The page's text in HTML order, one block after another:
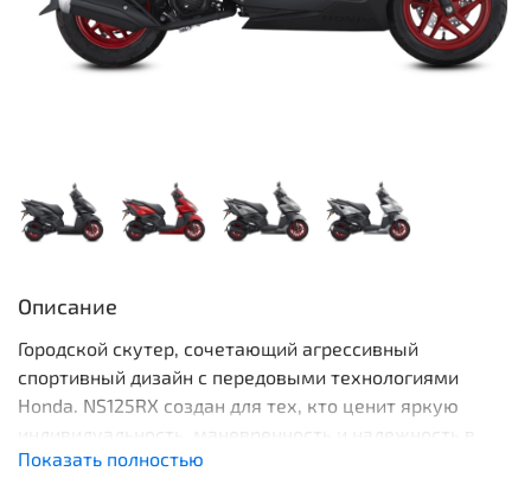
Описание
Городской скутер, сочетающий агрессивный
спортивный дизайн с передовыми технологиями
Honda. NS125RX создан для тех, кто ценит яркую
индивидуальность, маневренность и надежность в
повседневных поездках. Скутер NS125RX оснащен
Показать полностью